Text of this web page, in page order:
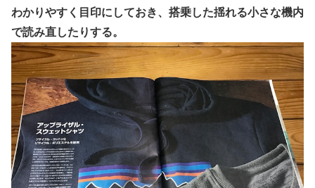
わかりやすく目印にしておき、搭乗した揺れる小さな機内
で読み直したりする。